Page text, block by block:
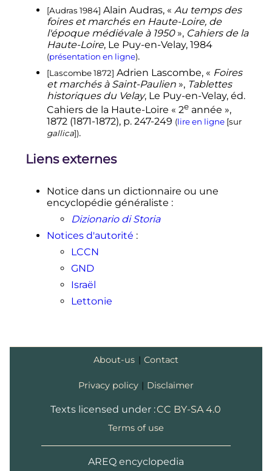
[Audras 1984] Alain Audras, « Au temps des
foires et marchés en Haute-Loire, de
l'époque médiévale à 1950», Cahiers de la
Haute-Loire, Le Puy-en-Velay, 1984
(présentation en ligne).
[Lascombe 1872] Adrien Lascombe, « Foires
et marchés à Saint-Paulien», Tablettes
historiques du Velay, Le Puy-en-Velay, éd.
Cahiers de la Haute-Loire « 2eannée »,
1872 (1871-1872), p.247-249 (lire en ligne [sur
gallica]).
Liens externes
Notice dans un dictionnaire ou une
encyclopédie généraliste :
Dizionario di Storia
Notices d'autorité :
LCCN
GND
Israël
Lettonie
About-us Contact
Privacy policy | Disclaimer
Texts licensed under :CC BY-SA 4.0
Terms of use
AREQ encyclopedia